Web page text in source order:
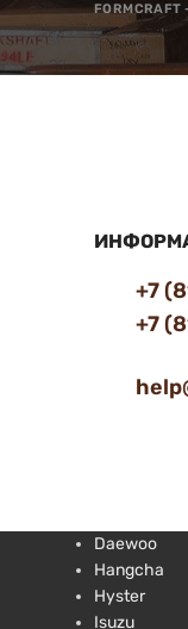
FORMCRAFT
+7
+7
Daewoo
Hangcha
Hyster
Isuzu